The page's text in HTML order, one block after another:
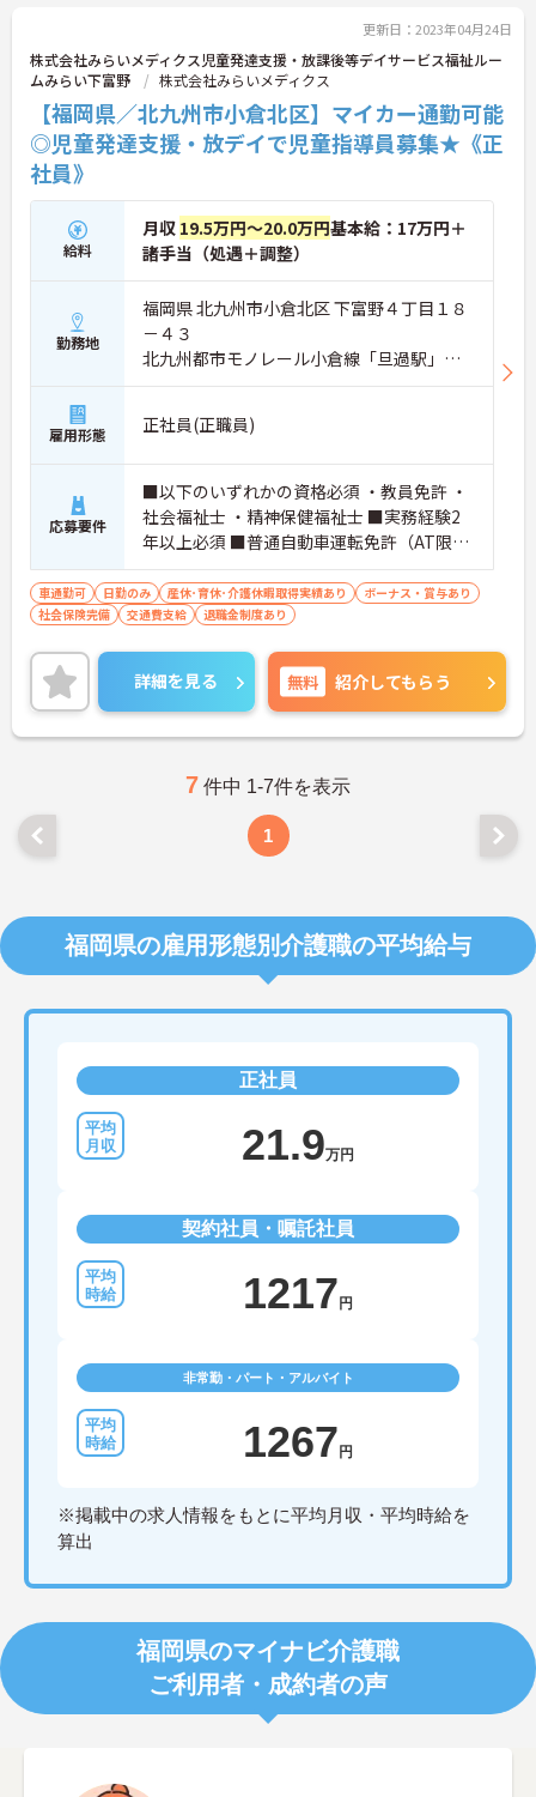
更新日：2023年04月24日
株式会社みらいメディクス児童発達支援・放課後等デイサービス福祉ルー
ムみらい下富野
株式会社みらいメディクス
【福岡県／北九州市小倉北区】マイカー通勤可能
◎児童発達支援・放デイで児童指導員募集★《正
社員》
給料
月収 19.5万円～20.0万円基本給：17万円＋
諸手当（処遇＋調整）
勤務地
福岡県 北九州市小倉北区 下富野４丁目１８
－４３
北九州都市モノレール小倉線「旦過駅」バ
ス・車9分
雇用形態 正社員(正職員)
応募要件
■以下のいずれかの資格必須 ・教員免許 ・
社会福祉士 ・精神保健福祉士 ■実務経験2
年以上必須 ■普通自動車運転免許（AT限定
可）必須
車通勤可 日勤のみ 産休･育休･介護休暇取得実績あり
ボーナス・賞与あり
社会保険完備
交通費支給 退職金制度あり
詳細を見る 無料 紹介してもらう
7 件中 1-7件を表示
1
福岡県の雇用形態別介護職の平均給与
正社員
21.9万円
契約社員・嘱託社員
1217 円
非常勤・パート・アルバイト
1267 円
※掲載中の求人情報をもとに平均月収・平均時給を
算出
福岡県のマイナビ介護職
ご利用者・成約者の声